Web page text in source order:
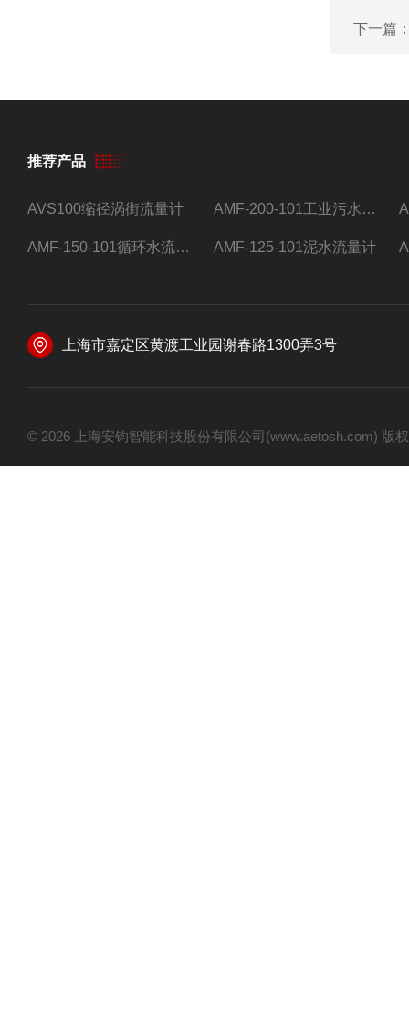
下一篇
推荐产品
AVS100缩径涡街流量计 AMF-200-101工业污水流量计
AMF-150-101循环水流量计,电磁流量计 AMF-125-101泥水流量计
上海市嘉定区黄渡工业园谢春路1300弄3号
© 2026 上海安钧智能科技股份有限公司(www.aetosh.com)